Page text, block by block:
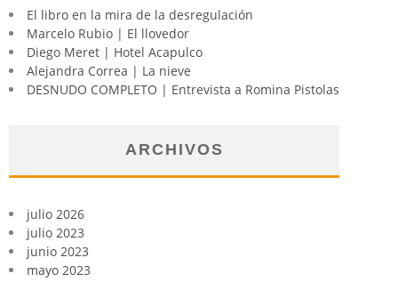
El libro en la mira de la desregulación
Marcelo Rubio | El llovedor
Diego Meret | Hotel Acapulco
Alejandra Correa | La nieve
DESNUDO COMPLETO | Entrevista a Romina Pistolas
ARCHIVOS
julio 2026
julio 2023
junio 2023
mayo 2023